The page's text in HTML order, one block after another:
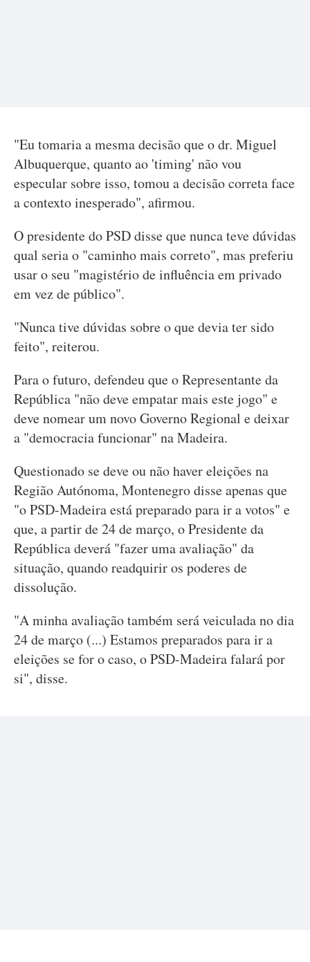
"Eu tomaria a mesma decisão que o dr. Miguel
Albuquerque, quanto ao 'timing' não vou
especular sobre isso, tomou a decisão correta face
a contexto inesperado", afirmou.
O presidente do PSD disse que nunca teve dúvidas
qual seria o "caminho mais correto", mas preferiu
usar o seu "magistério de influência em privado
em vez de público".
"Nunca tive dúvidas sobre o que devia ter sido
feito", reiterou.
Para o futuro, defendeu que o Representante da
República "não deve empatar mais este jogo" e
deve nomear um novo Governo Regional e deixar
a "democracia funcionar" na Madeira.
Questionado se deve ou não haver eleições na
Região Autónoma, Montenegro disse apenas que
"o PSD-Madeira está preparado para ir a votos" e
que, a partir de 24 de março, o Presidente da
República deverá "fazer uma avaliação" da
situação, quando readquirir os poderes de
dissolução.
"A minha avaliação também será veiculada no dia
24 de março (...) Estamos preparados para ir a
eleições se for o caso, o PSD-Madeira falará por
si", disse.